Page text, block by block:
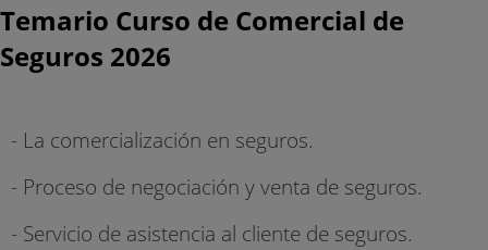
Temario Curso de Comercial de
Seguros 2026
- La comercialización en seguros.
- Proceso de negociación y venta de seguros.
- Servicio de asistencia al cliente de seguros.